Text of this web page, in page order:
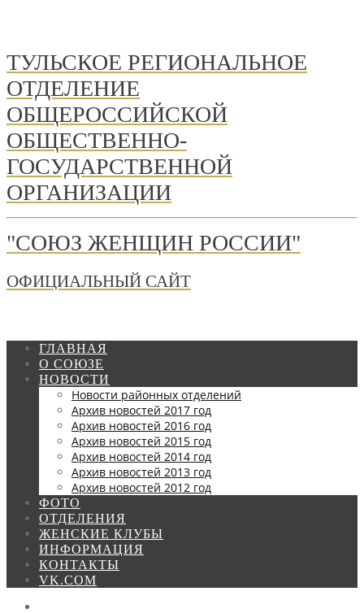
ТУЛЬСКОЕ РЕГИОНАЛЬНОЕ
ОТДЕЛЕНИЕ
ОБЩЕРОССИЙСКОЙ
ОБЩЕСТВЕННО-
ГОСУДАРСТВЕННОЙ
ОРГАНИЗАЦИИ
"СОЮЗ ЖЕНЩИН РОССИИ"
ОФИЦИАЛЬНЫЙ САЙТ
ГЛАВНАЯ
О СОЮЗЕ
НОВОСТИ
Новости районных отделений
Архив новостей 2017 год
Архив новостей 2016 год
Архив новостей 2015 год
Архив новостей 2014 год
Архив новостей 2013 год
Архив новостей 2012 год
ФОТО
ОТДЕЛЕНИЯ
ЖЕНСКИЕ КЛУБЫ
ИНФОРМАЦИЯ
КОНТАКТЫ
VK.COM